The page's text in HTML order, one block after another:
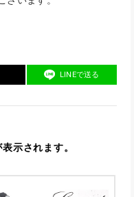
LINEで送る
示されます。